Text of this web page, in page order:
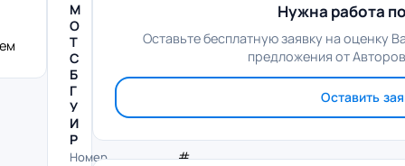
М
О
Т
С
Б
Г
У
И
Р
Номер
#
Нужна работа
Оставьте бесплатную заявку на оценку
предложения от
Оставить